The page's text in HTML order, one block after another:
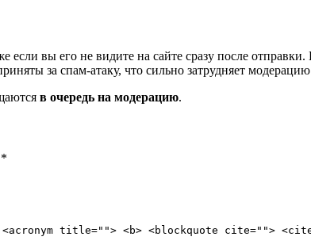
если вы его не видите на сайте сразу после
за спам-атаку, что сильно затрудняет
в очередь на модерацию.
*
title=""> <b> <blockquote cite="">